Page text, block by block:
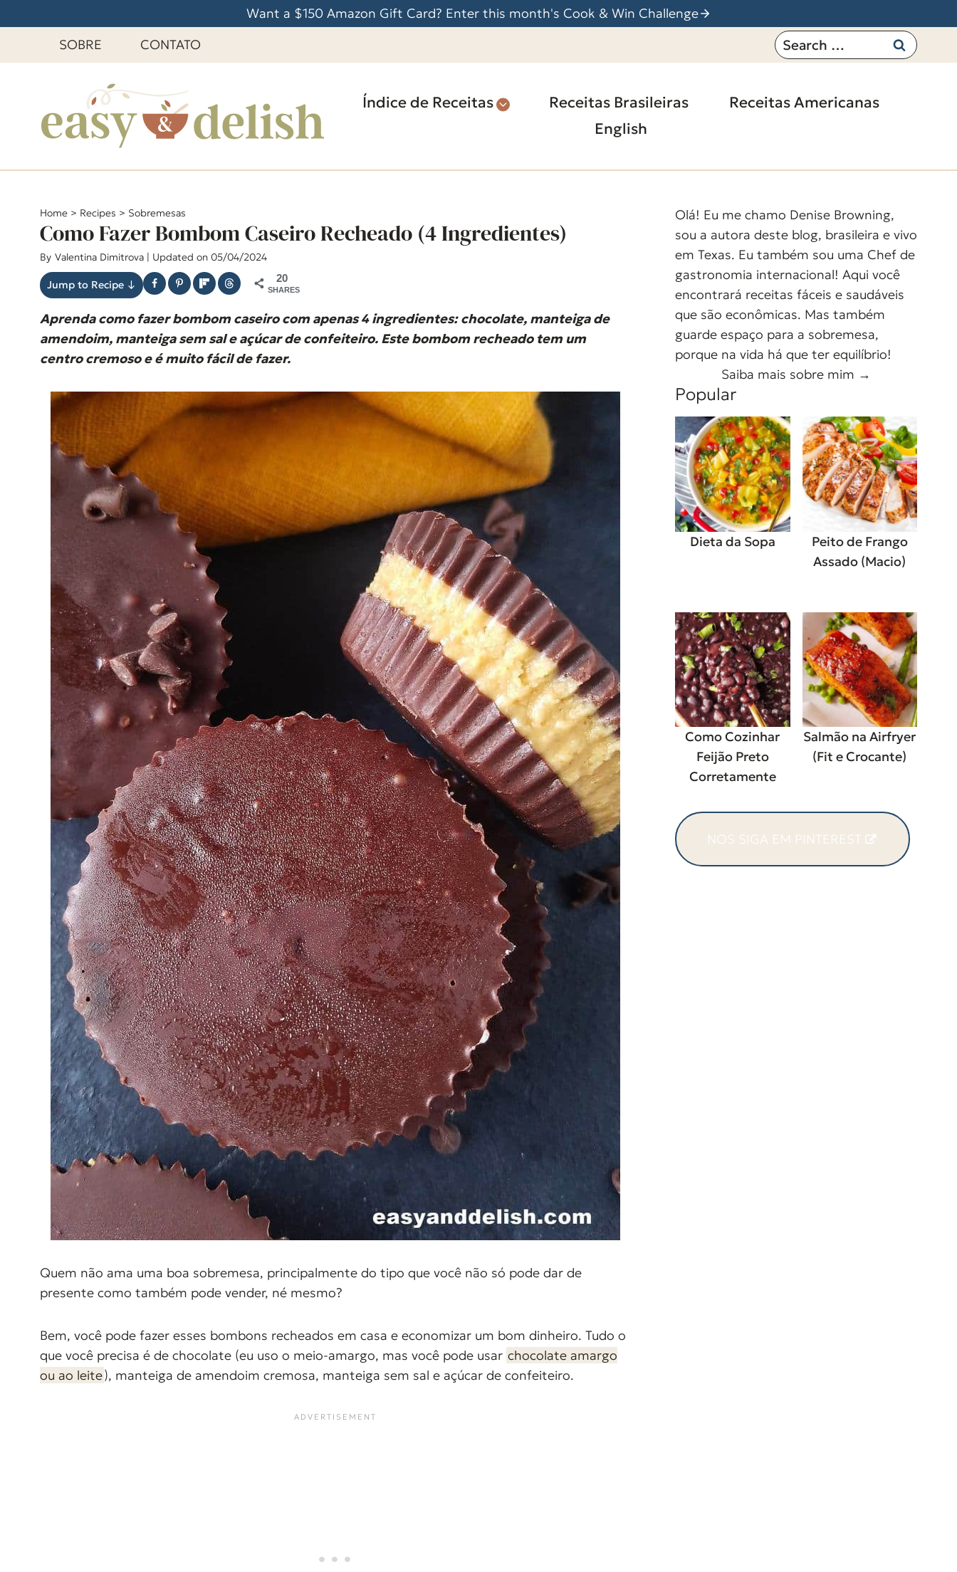
u
a
Want a $150 Amazon Gift Card? Enter this month's Cook & Win Challenge
SOBRE
CONTATO
Search
for:
Índice de Receitas Receitas Brasileiras
Receitas Americanas
English
Home > Recipes > Sobremesas
Como Fazer Bombom Caseiro Recheado (4 Ingredientes)
By Valentina Dimitrova | Updated on 05/04/2024
Jump to Recipe ↓
20
SHARES
Aprenda como fazer bombom caseiro com apenas 4 ingredientes: chocolate, manteiga de
amendoim, manteiga sem sal e açúcar de confeiteiro. Este bombom recheado tem um
centro cremoso e é muito fácil de fazer.
Quem não ama uma boa sobremesa, principalmente do tipo que você não só pode dar de
presente como também pode vender, né mesmo?
Bem, você pode fazer esses bombons recheados em casa e economizar um bom dinheiro. Tudo o
que você precisa é de chocolate (eu uso o meio-amargo, mas você pode usar chocolate amargo
ou ao leite), manteiga de amendoim cremosa, manteiga sem sal e açúcar de confeiteiro.
Olá! Eu me chamo Denise Browning,
sou a autora deste blog, brasileira e vivo
em Texas. Eu também sou uma Chef de
gastronomia internacional! Aqui você
encontrará receitas fáceis e saudáveis
que são econômicas. Mas também
guarde espaço para a sobremesa,
porque na vida há que ter equilíbrio!
Saiba mais sobre mim →
Popular
Dieta da Sopa
Peito de Frango
Assado (Macio)
Como Cozinhar
Feijão Preto
Corretamente
Salmão na Airfryer
(Fit e Crocante)
NOS SIGA EM PINTEREST